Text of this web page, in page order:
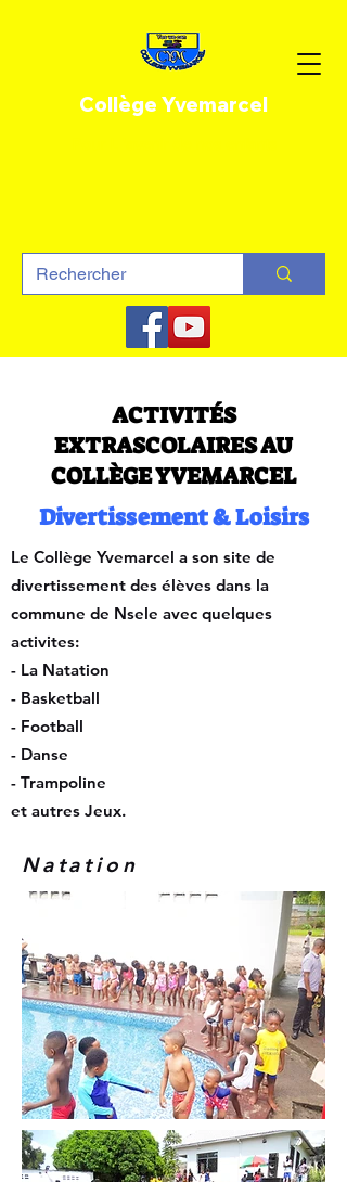
Collège Yvemarcel
ACTIVITÉS
EXTRASCOLAIRES AU
COLLÈGE YVEMARCEL
Divertissement & Loisirs
Le Collège Yvemarcel a son site de
divertissement des élèves dans la
commune de Nsele avec quelques
activites:
- La Natation
- Basketball
- Football
- Danse
- Trampoline
et autres Jeux.
Natation